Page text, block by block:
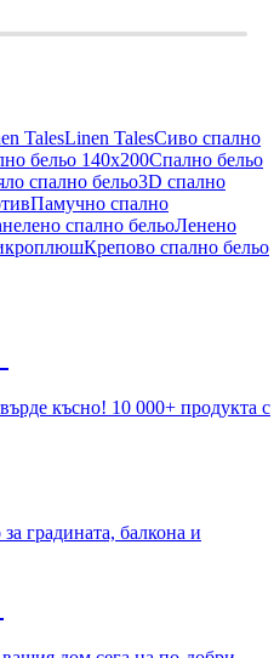
TalesLinen TalesСиво спално
бельо 140x200Спално бельо
спално бельо3D спално
Памучно спално
спално бельоЛенено
Крепово спално бельо
късно! 10 000+ продукта с
градината, балкона и